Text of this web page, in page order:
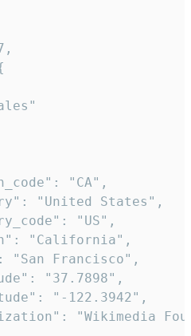
"CA",
"United States",
"US",
"California",
"San Francisco",
"37.7898",
"-122.3942",
"Wikimedia